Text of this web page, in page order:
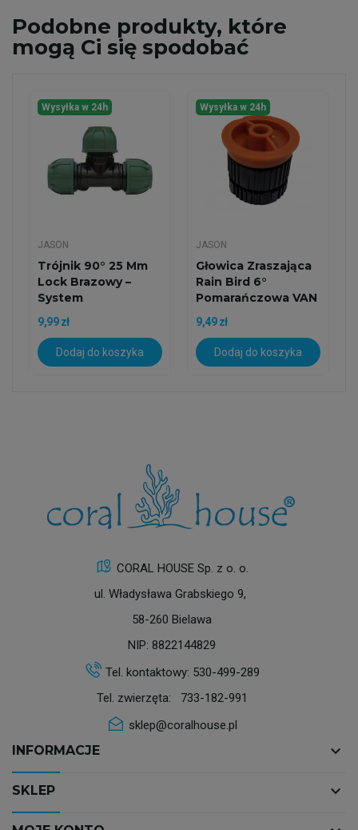
Podobne produkty, które
mogą Ci się spodobać
Wysyłka w 24h
JASON
Trójnik 90° 25 Mm
Lock Brazowy –
System
Nawodnienia PP
9,99 zł
Dodaj do koszyka
Wysyłka w 24h
JASON
Głowica Zraszająca
Rain Bird 6°
Pomarańczowa VAN
6
9,49 zł
Dodaj do koszyka
CORAL HOUSE Sp. z o. o.
ul. Władysława Grabskiego 9,
58-260 Bielawa
NIP: 8822144829
Tel. kontaktowy: 530-499-289
Tel. zwierzęta: 733-182-991
sklep@coralhouse.pl
INFORMACJE keyboard_arrow_down
SKLEP keyboard_arrow_down